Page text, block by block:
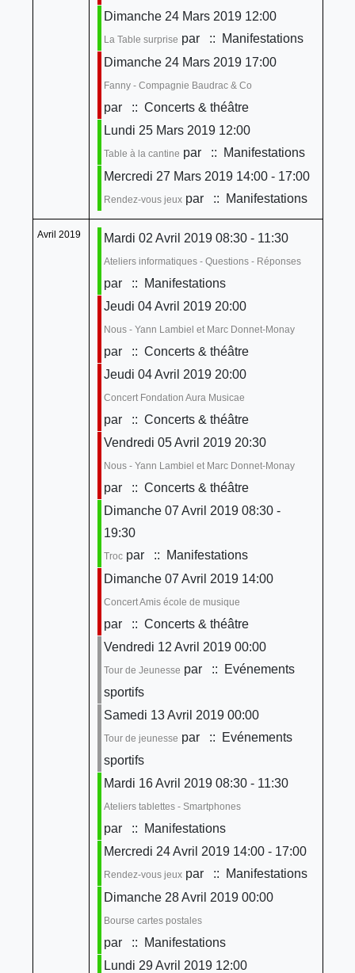
Dimanche 24 Mars 2019 12:00
La Table surprise par
:: Manifestations
Dimanche 24 Mars 2019 17:00
Fanny - Compagnie Baudrac & Co
par
:: Concerts & théâtre
Lundi 25 Mars 2019 12:00
Table à la cantine par
:: Manifestations
Mercredi 27 Mars 2019 14:00 - 17:00
Rendez-vous jeuxpar :: Manifestations
Avril 2019 Mardi 02 Avril 2019 08:30 - 11:30
Ateliers informatiques - Questions - Réponses
par
:: Manifestations
Jeudi 04 Avril 2019 20:00
Nous - Yann Lambiel et Marc Donnet-Monay
par
:: Concerts & théâtre
Jeudi 04 Avril 2019 20:00
Concert Fondation Aura Musicae
par
:: Concerts & théâtre
Vendredi 05 Avril 2019 20:30
Nous - Yann Lambiel et Marc Donnet-Monay
par
:: Concerts & théâtre
Dimanche 07 Avril 2019 08:30 -
19:30
Trocpar
:: Manifestations
Dimanche 07 Avril 2019 14:00
Concert Amis école de musique
par
:: Concerts & théâtre
Vendredi 12 Avril 2019 00:00
Tour de Jeunesse par
:: Evénements
sportifs
Samedi 13 Avril 2019 00:00
Tour de jeunesse par
:: Evénements
sportifs
Mardi 16 Avril 2019 08:30 - 11:30
Ateliers tablettes - Smartphones
par
:: Manifestations
Mercredi 24 Avril 2019 14:00 - 17:00
Rendez-vous jeuxpar
:: Manifestations
Dimanche 28 Avril 2019 00:00
Bourse cartes postales
par
:: Manifestations
Lundi 29 Avril 2019 12:00